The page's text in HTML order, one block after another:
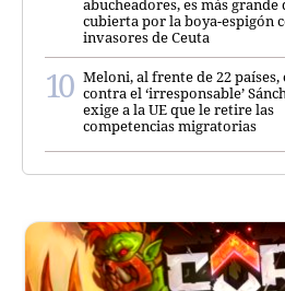
abucheadores, es más grande
cubierta por la boya-espigón
invasores de Ceuta
Meloni, al frente de 22 países,
contra el ‘irresponsable’
exige a la UE que le retire las
competencias migratorias